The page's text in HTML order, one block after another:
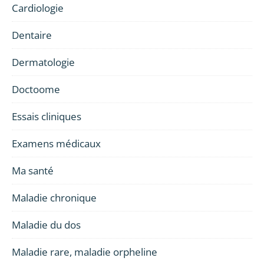
Cardiologie
Dentaire
Dermatologie
Doctoome
Essais cliniques
Examens médicaux
Ma santé
Maladie chronique
Maladie du dos
Maladie rare, maladie orpheline